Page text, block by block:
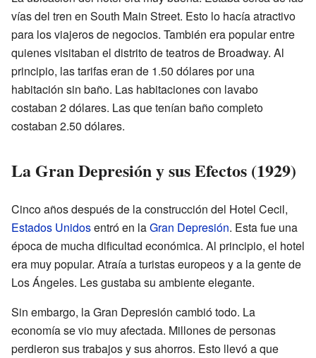
vías del tren en South Main Street. Esto lo hacía atractivo
para los viajeros de negocios. También era popular entre
quienes visitaban el distrito de teatros de Broadway. Al
principio, las tarifas eran de 1.50 dólares por una
habitación sin baño. Las habitaciones con lavabo
costaban 2 dólares. Las que tenían baño completo
costaban 2.50 dólares.
La Gran Depresión y sus Efectos (1929)
Cinco años después de la construcción del Hotel Cecil,
Estados Unidosentró en laGran Depresión. Esta fue una
época de mucha dificultad económica. Al principio, el hotel
era muy popular. Atraía a turistas europeos y a la gente de
Los Ángeles. Les gustaba su ambiente elegante.
Sin embargo, la Gran Depresión cambió todo. La
economía se vio muy afectada. Millones de personas
perdieron sus trabajos y sus ahorros. Esto llevó a que